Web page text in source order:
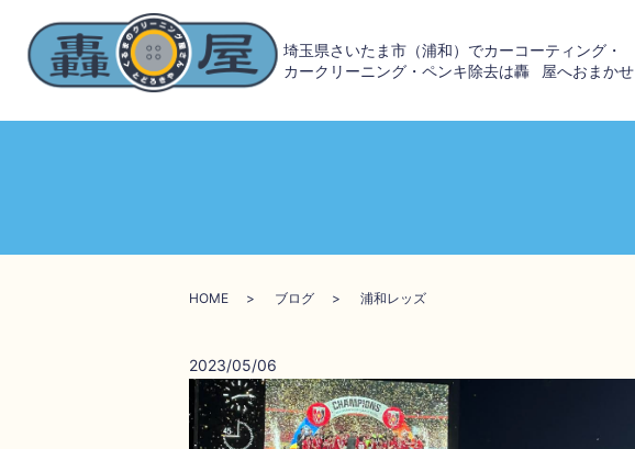
埼玉県さいたま市（浦和）でカーコーティング・
カークリーニング・ペンキ除去は轟屋へおまかせ
HOME ブログ 浦和レッズ
2023/05/06